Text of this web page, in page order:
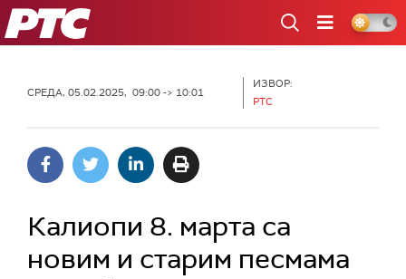
РТС
СРЕДА, 05.02.2025, 09:00 -> 10:01
ИЗВОР:
РТС
Калиопи 8. марта са
новим и старим песмама